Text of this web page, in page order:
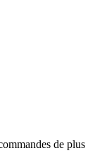
de plus